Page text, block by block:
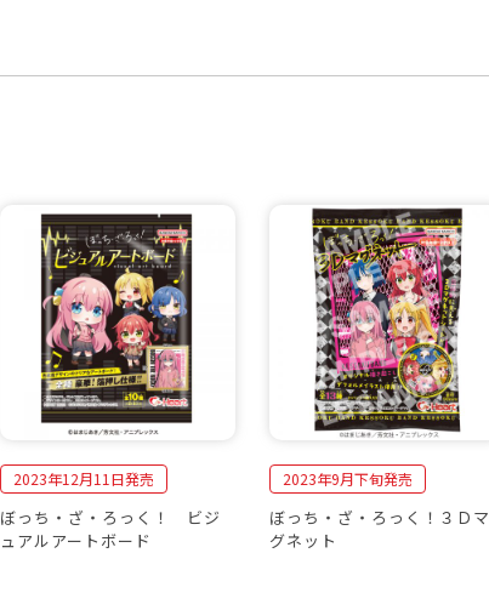
2023年12月11日発売
ぼっち・ざ・ろっく！ ビジ
ュアルアートボード
2023年9月下旬発売
ぼっち・ざ・ろっく！３Ｄマ
グネット